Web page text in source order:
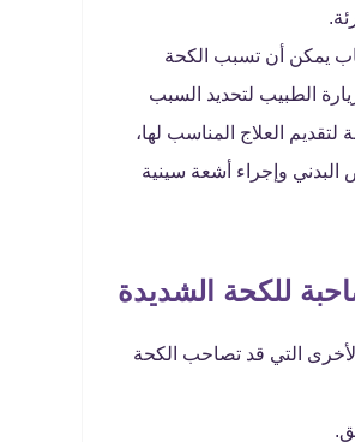
يمكن أن تسبب الكحة
الطبيب لتحديد السبب
لتقديم العلاج المناسب لها،
وإجراء أشعة سينية
للكحة الشديدة
التي قد تصاحب الكحة